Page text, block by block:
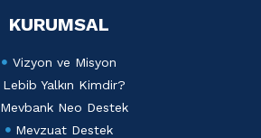
KURUMSAL
Vizyon ve Misyon
Lebib Yalkın Kimdir?
Mevbank Neo Destek
Mevzuat Destek